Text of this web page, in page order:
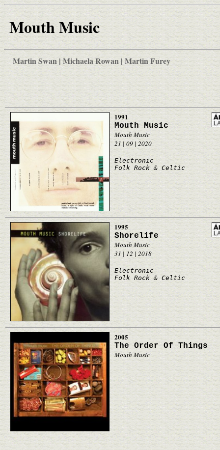
Mouth Music
Martin Swan | Michaela Rowan | Martin Furey
1991
Mouth Music
Mouth Music
21 | 09 | 2020
Electronic
Folk Rock & Celtic
1995
Shorelife
Mouth Music
31 | 12 | 2018
Electronic
Folk Rock & Celtic
2005
The Order Of Things
Mouth Music